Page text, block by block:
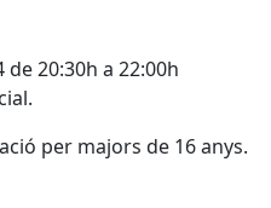
de 20:30h a 22:00h
per majors de 16 anys.